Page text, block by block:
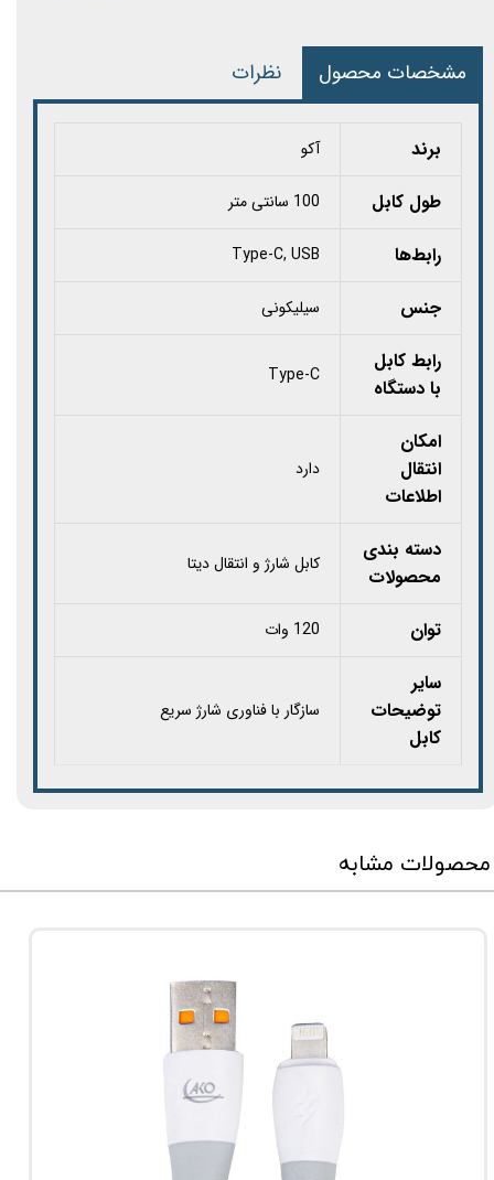
مشخصات محصول نظرات
برند آکو
طول کابل 100 سانتی متر
رابط‌ها Type-C, USB
جنس سیلیکونی
رابط کابل
با دستگاه
Type-C
امکان
انتقال
اطلاعات
دارد
دسته بندی
محصولات
کابل شارژ و انتقال دیتا
توان 120 وات
سایر
توضیحات
کابل
سازگار با فناوری شارژ سریع
محصولات مشابه